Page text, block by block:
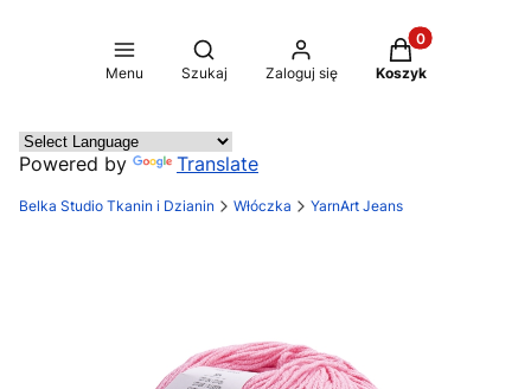
Menu
Otwórz wyszukiwarkę
Szukaj Zaloguj się
Produkty w
Koszyk
Powered by Translate
Belka Studio Tkanin i Dzianin Włóczka YarnArt Jeans